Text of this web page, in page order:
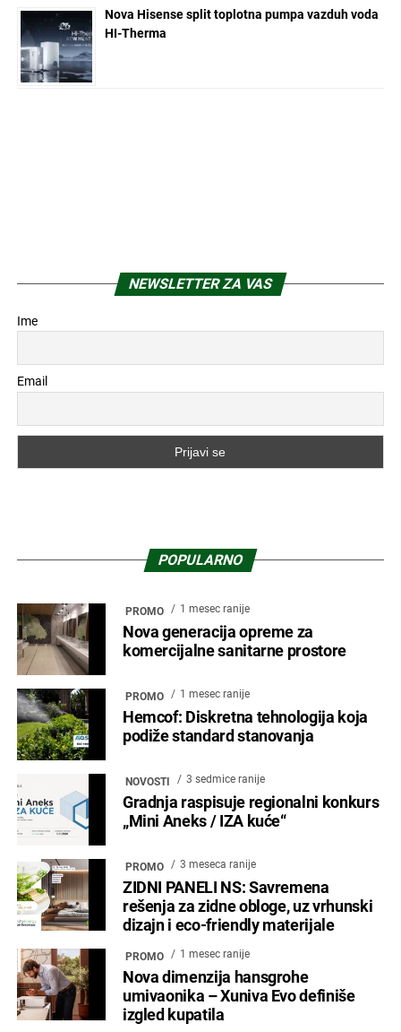
Nova Hisense split toplotna pumpa vazduh voda
HI-Therma
NEWSLETTER ZA VAS
Ime
Email
POPULARNO
PROMO 1 mesec ranije
Nova generacija opreme za
komercijalne sanitarne prostore
PROMO 1 mesec ranije
Hemcof: Diskretna tehnologija koja
podiže standard stanovanja
NOVOSTI 3 sedmice ranije
Gradnja raspisuje regionalni konkurs
„Mini Aneks / IZA kuće“
PROMO 3 meseca ranije
ZIDNI PANELI NS: Savremena
rešenja za zidne obloge, uz vrhunski
dizajn i eco-friendly materijale
PROMO 1 mesec ranije
Nova dimenzija hansgrohe
umivaonika – Xuniva Evo definiše
izgled kupatila